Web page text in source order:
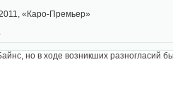
«Каро-Премьер»
но в ходе возникших разногласий